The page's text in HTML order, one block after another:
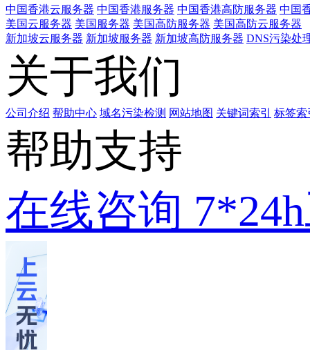
中国香港云服务器 中国香港服务器 中国香港高防服务器 中国
美国云服务器 美国服务器 美国高防服务器 美国高防云服务器
新加坡云服务器 新加坡服务器 新加坡高防服务器 DNS污染处
关于我们
公司介绍 帮助中心 域名污染检测 网站地图 关键词索引 标签索
帮助支持
在线咨询